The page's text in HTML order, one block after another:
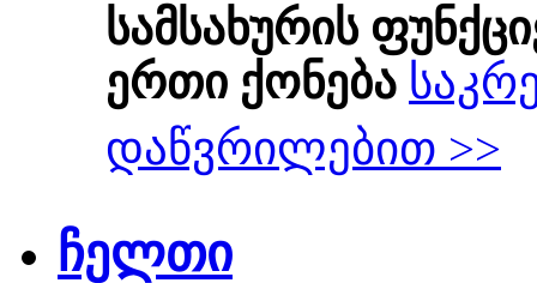
სამსახურის
ერთი ქონება
დაწვრილებით >>
ჩელთი